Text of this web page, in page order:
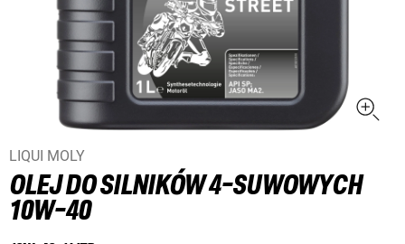
LIQUI MOLY
OLEJ DO SILNIKÓW 4-SUWOWYCH
10W-40